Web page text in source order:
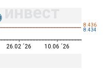
инвест
8.434
8.436
26.02 ´26 10.06 ´26